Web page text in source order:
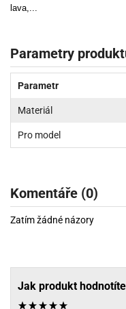
lava,...
Parametry
Parametr
Materiál
Pro model
Komentáře (0)
Zatím žádné názory
Jak produkt